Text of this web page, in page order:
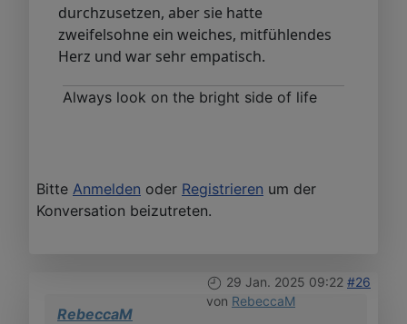
durchzusetzen, aber sie hatte
zweifelsohne ein weiches, mitfühlendes
Herz und war sehr empatisch.
Always look on the bright side of life
Bitte Anmelden oder Registrieren um der
Konversation beizutreten.
29 Jan. 2025 09:22 #26
von RebeccaM
RebeccaM